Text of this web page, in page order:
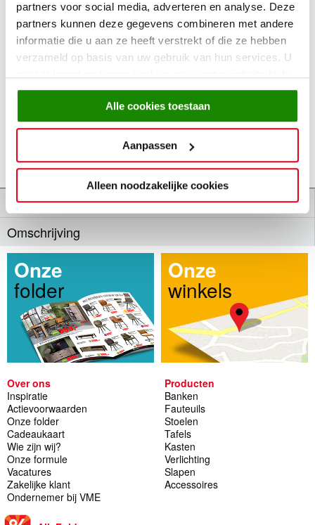
partners voor social media, adverteren en analyse. Deze
partners kunnen deze gegevens combineren met andere
informatie die u aan ze heeft verstrekt of die ze hebben
verzameld op basis van uw gebruik van hun services. U
gebruiken.
Alle cookies toestaan
Aanpassen
Alleen noodzakelijke cookies
15,-
In winkelmandje Reserveer
Wil je het artikel zelf ervaren of direct meenemen?
Bekijk hier onze actuele winkelvoorraad
Bekijk actuele winkelvoorraad
Specificaties
Omschrijving
Onze
winkels
Onze
folder
Over ons
Inspiratie
Actievoorwaarden
Onze folder
Cadeaukaart
Wie zijn wij?
Onze formule
Vacatures
Zakelijke klant
Ondernemer bij VME
Producten
Banken
Fauteuils
Stoelen
Tafels
Kasten
Verlichting
Slapen
Accessoires